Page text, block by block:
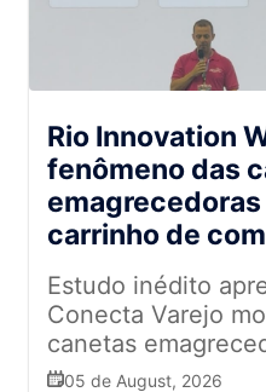
Rio Innovation
fenômeno das
carrinho de
Estudo inédito
Conecta Varejo
canetas
novas categorias,
05 de August, 2026